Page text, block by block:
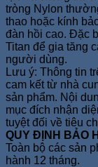
tròng Nylon
thao hoặc kính
đàn hồi cao. Đặc
Titan để gia tăng
người dùng.
Lưu ý: Thông tin
cam kết từ nhà
sản phẩm. Nội
mục đích nhận
tuyệt đối về tiêu
QUY ĐỊNH BẢO
Toàn bộ các sản
hành 12 tháng.